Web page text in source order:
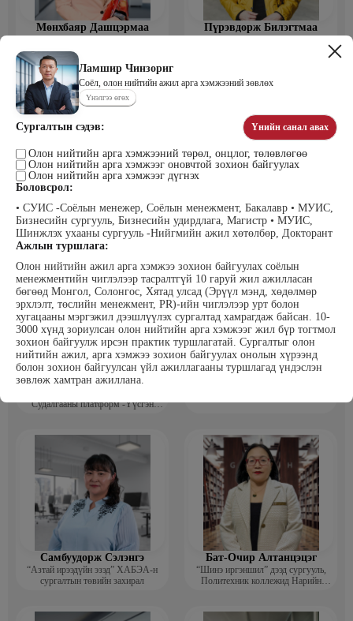
Ламшир Чинзориг
Соёл, олон нийтийн ажил арга хэмжээний зөвлөх
Үнэлгээ өгөх
Сургалтын сэдэв: Үнийн санал авах
Олон нийтийн арга хэмжээний төрөл, онцлог, төлөвлөгөө
Олон нийтийн арга хэмжээг оновчтой зохион байгуулах
Олон нийтийн арга хэмжээг дүгнэх
Боловсрол:
• СУИС -Соёлын менежер, Соёлын менежмент, Бакалавр • МУИС,
Бизнесийн сургууль, Бизнесийн удирдлага, Магистр • МУИС,
Шинжлэх ухааны сургууль -Нийгмийн ажил хөтөлбөр, Докторант
Ажлын туршлага:
Олон нийтийн ажил арга хэмжээ зохион байгуулах соёлын
менежментийн чиглэлээр тасралтгүй 10 гаруй жил ажилласан
бөгөөд Монгол, Солонгос, Хятад улсад (Эрүүл мэнд, хөдөлмөр
эрхлэлт, төслийн менежмент, PR)-ийн чиглэлээр урт болон
хугацааны мэргэжил дээшлүүлэх сургалтад хамрагдаж байсан. 10-
3000 хүнд зориулсан олон нийтийн арга хэмжээг жил бүр тогтмол
зохион байгуулж ирсэн практик туршлагатай. Сургалтыг олон
нийтийн ажил, арга хэмжээ зохион байгуулах онолын хүрээнд
болон зохион байгуулсан үйл ажиллагааны туршлагад үндэслэн
зөвлөж хамтран ажиллана.
Мөнхбаяр Дашцэрмаа
академийн захирал
Пүрэвдорж Билэгтмаа
Мөнгөнрейс Пүрэвдорж
Программист, График дизайнер,
Багш
Өлзийсайхан Золбаяр
Эрдэнэт үйлдвэрийн хүний нөөцийн
тэргүүлэх мэргэжилтэн
Т Пүрэвхатан
Судалгааны платформ -Үүсгэн
Самбуудорж Сэлэнгэ
“Азтай ирээдүйн эзэд” ХАБЭА-н
сургалтын төвийн захирал
Бат-Очир Алтанцэцэг
“Шинэ иргэншил” дээд сургууль,
Политехник коллежид Нарийн
багш